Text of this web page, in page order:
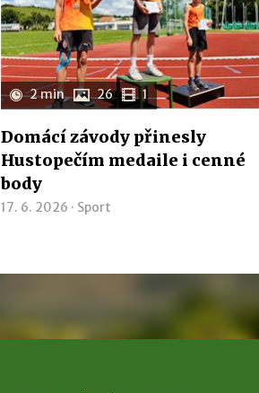
2 min 26 1
Domácí závody přinesly
Hustopečím medaile i cenné
body
17. 6. 2026 · Sport